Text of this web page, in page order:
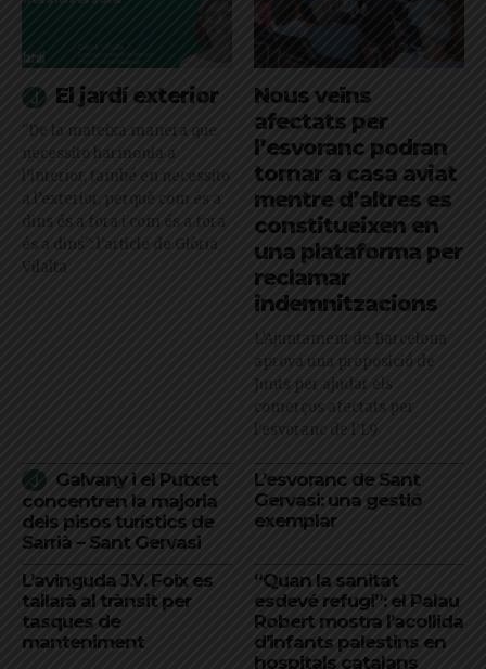
El jardí exterior
"De la mateixa manera que
necessito harmonia a
l’interior, també en necessito
a l’exterior, perquè com és a
dins és a fora i com és a fora
és a dins": l'article de Glòria
Vilalta
Nous veïns
afectats per
l’esvoranc podran
tornar a casa aviat
mentre d’altres es
constitueixen en
una plataforma per
reclamar
indemnitzacions
L’Ajuntament de Barcelona
aprova una proposició de
Junts per ajudar els
comerços afectats per
l'esvoranc de l'L9
Galvany i el Putxet
concentren la majoria
dels pisos turístics de
Sarrià – Sant Gervasi
L’esvoranc de Sant
Gervasi: una gestió
exemplar
L’avinguda J.V. Foix es
tallarà al trànsit per
tasques de
manteniment
“Quan la sanitat
esdevé refugi”: el Palau
Robert mostra l’acollida
d’infants palestins en
hospitals catalans